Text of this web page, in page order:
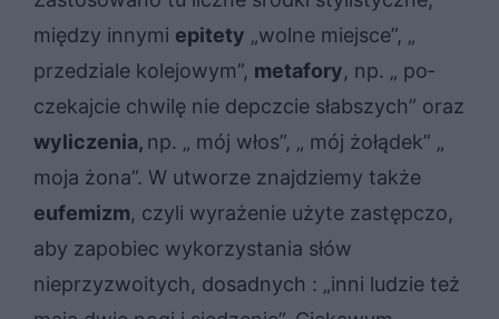
między innymi epitety „wolne miejsce”, „
przedziale kolejowym”, metafory, np. „ po­
cze­kaj­cie chwi­lę nie depcz­cie słab­szych” oraz
wyliczenia, np. „ mój włos”, „ mój żołądek” „
moja żona”. W utworze znajdziemy także
eufemizm, czyli wyrażenie użyte zastępczo,
aby zapobiec wykorzystania słów
nieprzyzwoitych, dosadnych : „inni lu­dzie też